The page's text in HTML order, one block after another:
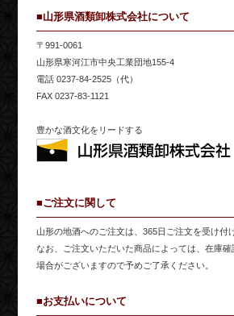
■山形県酒類卸株式会社について
〒991-0061
山形県寒河江市中央工業団地155-4
電話 0237-84-2525（代）
FAX 0237-83-1121
豊かな酒文化をリードする
■ご注文に関して
山形の地酒へのご注文は、365日ご注文を受け付
なお、ご注文いただいた商品によっては、在庫
場合がございますので予めご了承ください。
■お支払いについて